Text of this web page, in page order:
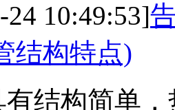
24 10:49:53]
结构特点)
有结构简单